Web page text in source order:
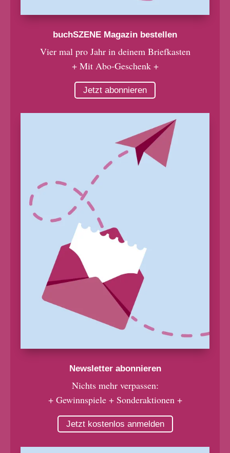
buchSZENE Magazin bestellen
Vier mal pro Jahr in deinem Briefkasten
+ Mit Abo-Geschenk +
Jetzt abonnieren
Newsletter abonnieren
Nichts mehr verpassen:
+ Gewinnspiele + Sonderaktionen +
Jetzt kostenlos anmelden